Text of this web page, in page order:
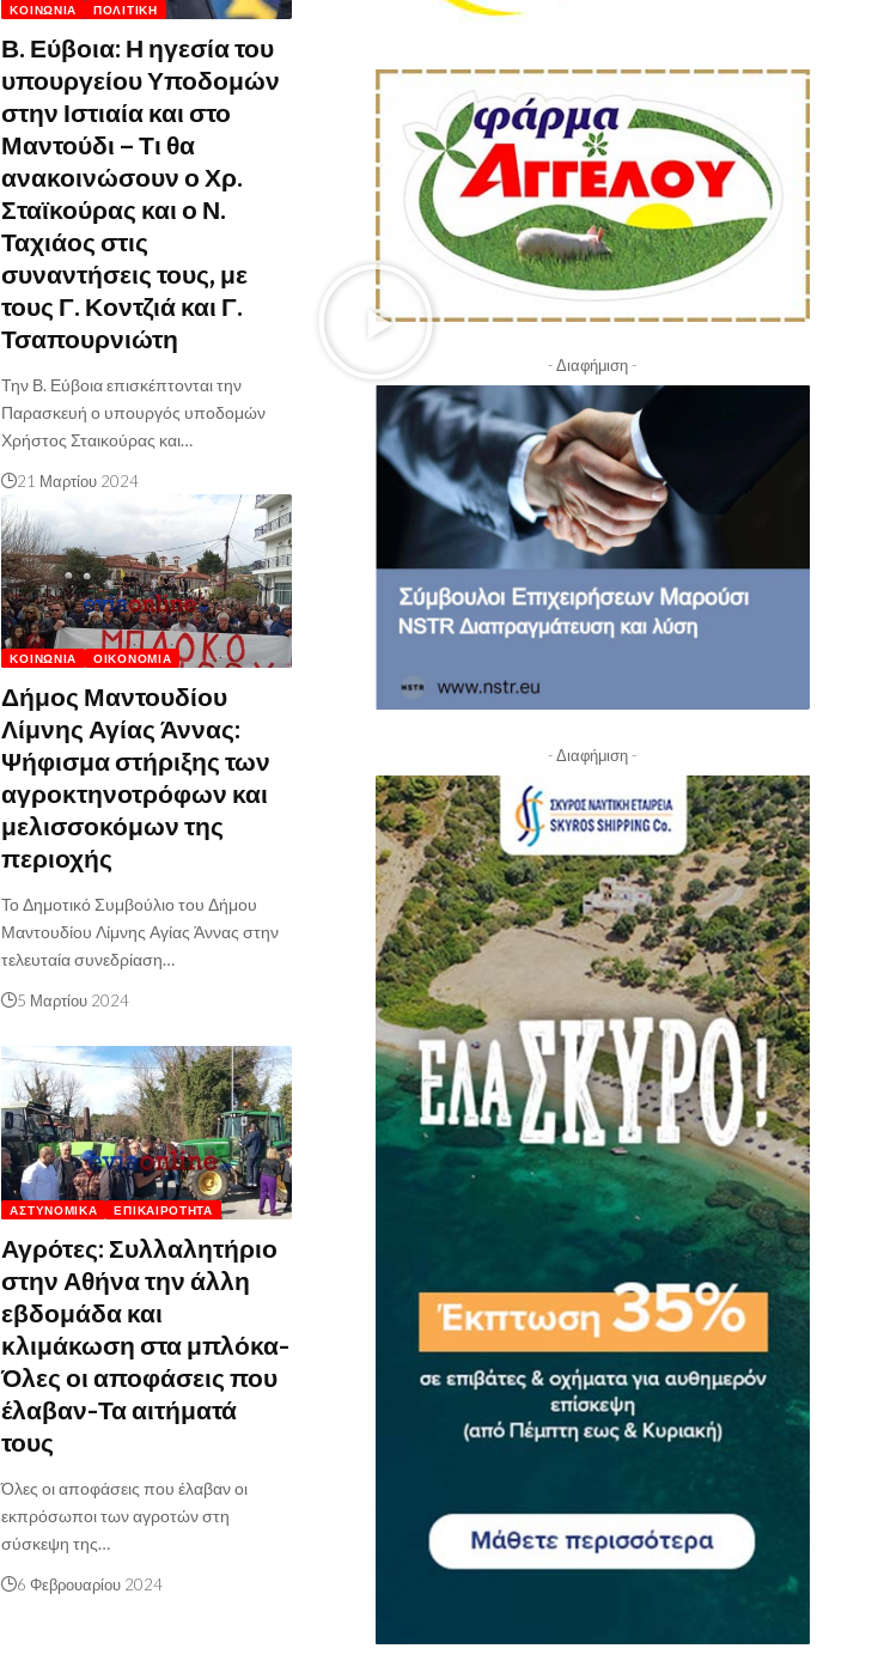
ΚΟΙΝΩΝΊΑ ΠΟΛΙΤΙΚΉ
Β. Εύβοια: Η ηγεσία του
υπουργείου Υποδομών
στην Ιστιαία και στο
Μαντούδι – Τι θα
ανακοινώσουν ο Χρ.
Σταϊκούρας και ο Ν.
Ταχιάος στις
συναντήσεις τους, με
τους Γ. Κοντζιά και Γ.
Τσαπουρνιώτη
Την Β. Εύβοια επισκέπτονται την
Παρασκευή ο υπουργός υποδομών
Χρήστος Σταικούρας και…
21 Μαρτίου 2024
ΚΟΙΝΩΝΊΑ ΟΙΚΟΝΟΜΊΑ
Δήμος Μαντουδίου
Λίμνης Αγίας Άννας:
Ψήφισμα στήριξης των
αγροκτηνοτρόφων και
μελισσοκόμων της
περιοχής
Το Δημοτικό Συμβούλιο του Δήμου
Μαντουδίου Λίμνης Αγίας Άννας στην
τελευταία συνεδρίαση…
5 Μαρτίου 2024
ΑΣΤΥΝΟΜΙΚΆ ΕΠΙΚΑΙΡΌΤΗΤΑ
Αγρότες: Συλλαλητήριο
στην Αθήνα την άλλη
εβδομάδα και
κλιμάκωση στα μπλόκα-
Όλες οι αποφάσεις που
έλαβαν-Τα αιτήματά
τους
Όλες οι αποφάσεις που έλαβαν οι
εκπρόσωποι των αγροτών στη
σύσκεψη της…
6 Φεβρουαρίου 2024
- Διαφήμιση -
- Διαφήμιση -